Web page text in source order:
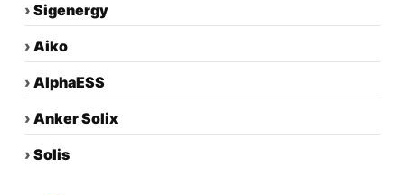
› Sigenergy
› Aiko
› AlphaESS
› Anker Solix
› Solis